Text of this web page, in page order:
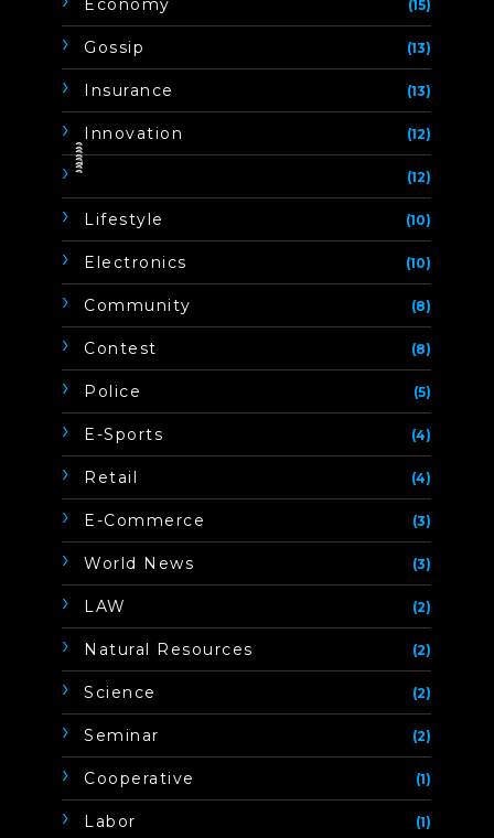
Economy (15)
Gossip (13)
Insurance (13)
Innovation (12)
(12)
Lifestyle (10)
Electronics (10)
Community (8)
Contest (8)
Police (5)
E-Sports (4)
Retail (4)
E-Commerce (3)
World News (3)
LAW (2)
Natural Resources (2)
Science (2)
Seminar (2)
Cooperative (1)
Labor (1)